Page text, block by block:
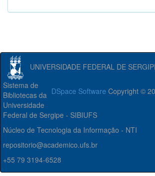
UNIVERSIDADE FEDERAL DE
DSpace Software Copyright ©
Sistema de
Bibliotecas da
Universidade
Federal de Sergipe - SIBIUFS
Núcleo de Tecnologia da Informação - NTI
repositorio@academico.ufs.br
+55 79 3194-6528